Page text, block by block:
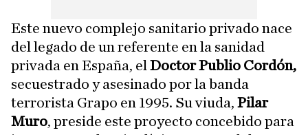
Este nuevo complejo sanitario privado nace
del legado de un referente en la sanidad
privada en España, el Doctor Publio Cordón,
secuestrado y asesinado por la banda
terrorista Grapo en 1995. Su viuda, Pilar
Muro, preside este proyecto concebido para